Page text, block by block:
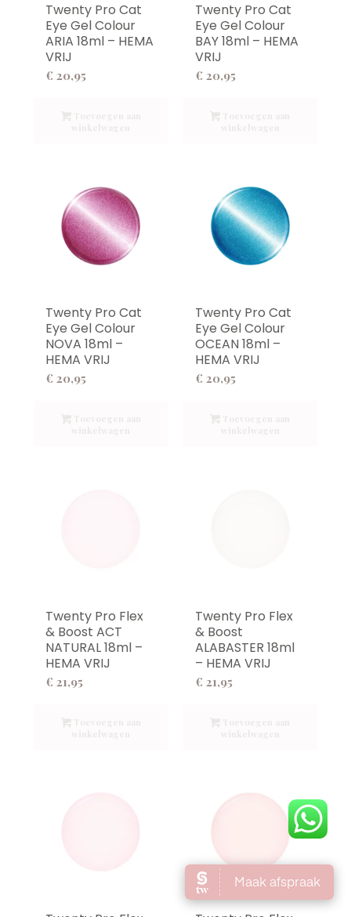
Twenty Pro Cat
Eye Gel Colour
ARIA 18ml – HEMA
VRIJ
€ 20,95
Twenty Pro Cat
Eye Gel Colour
BAY 18ml – HEMA
VRIJ
€ 20,95
Twenty Pro Cat
Eye Gel Colour
NOVA 18ml –
HEMA VRIJ
€ 20,95
Twenty Pro Cat
Eye Gel Colour
OCEAN 18ml –
HEMA VRIJ
€ 20,95
Twenty Pro Flex
& Boost ACT
NATURAL 18ml –
HEMA VRIJ
€ 21,95
Twenty Pro Flex
& Boost
ALABASTER 18ml
– HEMA VRIJ
€ 21,95